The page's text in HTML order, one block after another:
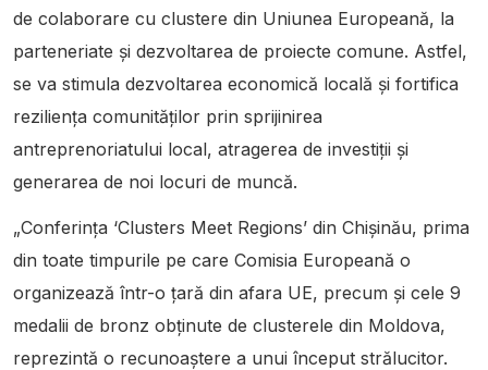
de colaborare cu clustere din Uniunea Europeană, la
parteneriate şi dezvoltarea de proiecte comune. Astfel,
se va stimula dezvoltarea economică locală și fortifica
reziliența comunităților prin sprijinirea
antreprenoriatului local, atragerea de investiții și
generarea de noi locuri de muncă.
„Conferința ‘Clusters Meet Regions’ din Chișinău, prima
din toate timpurile pe care Comisia Europeană o
organizează într-o țară din afara UE, precum și cele 9
medalii de bronz obținute de clusterele din Moldova,
reprezintă o recunoaștere a unui început strălucitor.